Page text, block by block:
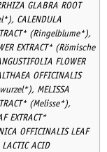
GLABRA ROOT
CALENDULA
(Ringelblume*),
EXTRACT* (Römische
FLOWER
OFFICINALIS
MELISSA
(Melisse*),
EXTRACT*
OFFICINALIS LEAF
ACID